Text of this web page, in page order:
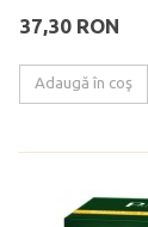
37,30 RON
Adaugă în coş